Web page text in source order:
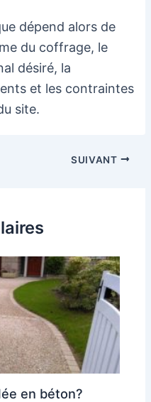
dépend alors de
du coffrage, le
désiré, la
et les contraintes
site.
SUIVANT
en béton?